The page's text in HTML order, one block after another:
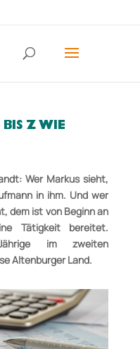
Z WIE
Wer Markus sieht,
in ihm. Und wer
dem ist von Beginn an
Tätigkeit bereitet.
im zweiten
Altenburger Land.